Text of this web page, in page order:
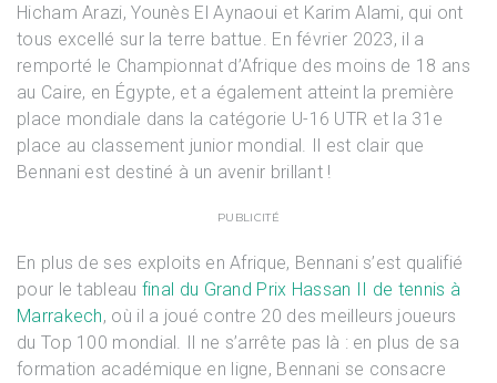
Hicham Arazi, Younès El Aynaoui et Karim Alami, qui ont
tous excellé sur la terre battue. En février 2023, il a
remporté le Championnat d’Afrique des moins de 18 ans
au Caire, en Égypte, et a également atteint la première
place mondiale dans la catégorie U-16 UTR et la 31e
place au classement junior mondial. Il est clair que
Bennani est destiné à un avenir brillant !
PUBLICITÉ
En plus de ses exploits en Afrique, Bennani s’est qualifié
pour le tableau final du Grand Prix Hassan II de tennis à
Marrakech, où il a joué contre 20 des meilleurs joueurs
du Top 100 mondial. Il ne s’arrête pas là : en plus de sa
formation académique en ligne, Bennani se consacre